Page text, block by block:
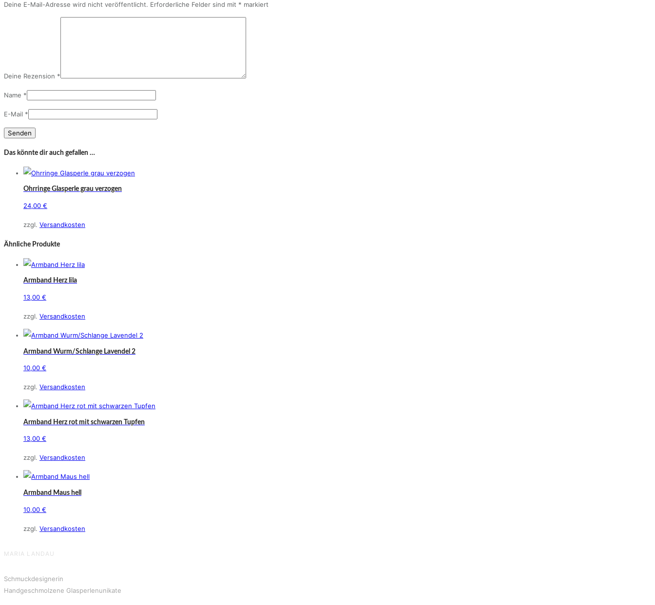
Deine E-Mail-Adresse wird nicht veröffentlicht. Erforderliche Felder sind mit * markiert
Deine Rezension *
Name *
E-Mail *
Das könnte dir auch gefallen …
Ohrringe Glasperle grau verzogen
24,00 €
zzgl. Versandkosten
Ähnliche Produkte
Armband Herz lila
13,00 €
zzgl. Versandkosten
Armband Wurm/Schlange Lavendel 2
10,00 €
zzgl. Versandkosten
Armband Herz rot mit schwarzen Tupfen
13,00 €
zzgl. Versandkosten
Armband Maus hell
10,00 €
zzgl. Versandkosten
MARIA LANDAU
Schmuckdesignerin
Handgeschmolzene Glasperlenunikate